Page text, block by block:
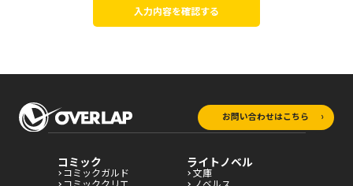
入力内容を確認する
お問い合わせはこちら
コミック
コミックガルド
ライトノベル
文庫